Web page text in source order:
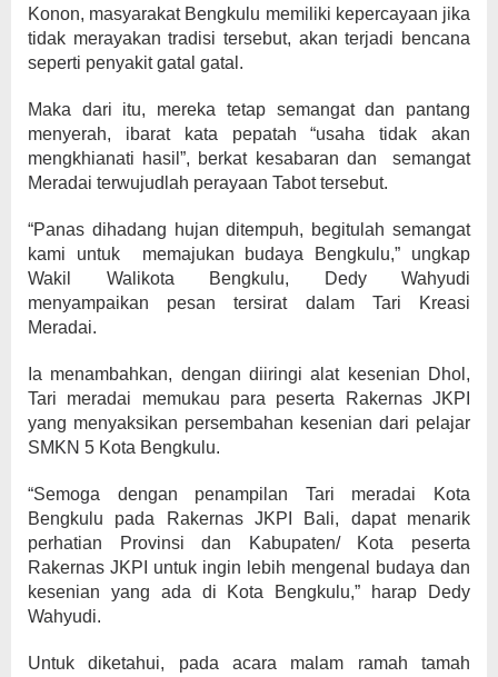
Konon, masyarakat Bengkulu memiliki kepercayaan jika
tidak merayakan tradisi tersebut, akan terjadi bencana
seperti penyakit gatal gatal.
Maka dari itu, mereka tetap semangat dan pantang
menyerah, ibarat kata pepatah “usaha tidak akan
mengkhianati hasil”, berkat kesabaran dan semangat
Meradai terwujudlah perayaan Tabot tersebut.
“Panas dihadang hujan ditempuh, begitulah semangat
kami untuk memajukan budaya Bengkulu,” ungkap
Wakil Walikota Bengkulu, Dedy Wahyudi
menyampaikan pesan tersirat dalam Tari Kreasi
Meradai.
Ia menambahkan, dengan diiringi alat kesenian Dhol,
Tari meradai memukau para peserta Rakernas JKPI
yang menyaksikan persembahan kesenian dari pelajar
SMKN 5 Kota Bengkulu.
“Semoga dengan penampilan Tari meradai Kota
Bengkulu pada Rakernas JKPI Bali, dapat menarik
perhatian Provinsi dan Kabupaten/ Kota peserta
Rakernas JKPI untuk ingin lebih mengenal budaya dan
kesenian yang ada di Kota Bengkulu,” harap Dedy
Wahyudi.
Untuk diketahui, pada acara malam ramah tamah